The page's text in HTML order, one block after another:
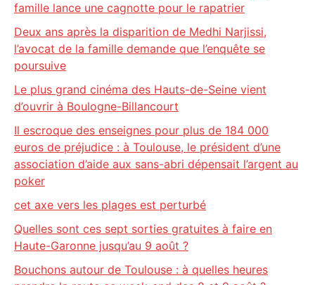
famille lance une cagnotte pour le rapatrier
Deux ans après la disparition de Medhi Narjissi,
l’avocat de la famille demande que l’enquête se
poursuive
Le plus grand cinéma des Hauts-de-Seine vient
d’ouvrir à Boulogne-Billancourt
Il escroque des enseignes pour plus de 184 000
euros de préjudice : à Toulouse, le président d’une
association d’aide aux sans-abri dépensait l’argent au
poker
cet axe vers les plages est perturbé
Quelles sont ces sept sorties gratuites à faire en
Haute-Garonne jusqu’au 9 août ?
Bouchons autour de Toulouse : à quelles heures